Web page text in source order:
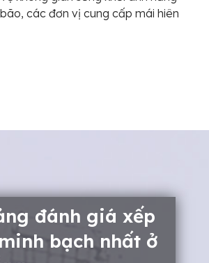
các đơn vị cung cấp mái hiên
đánh giá xếp
bạch nhất ở